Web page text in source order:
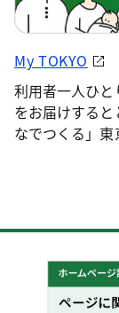
My TOKYO
利用者一人ひ
をお届けする
なでつくる」東